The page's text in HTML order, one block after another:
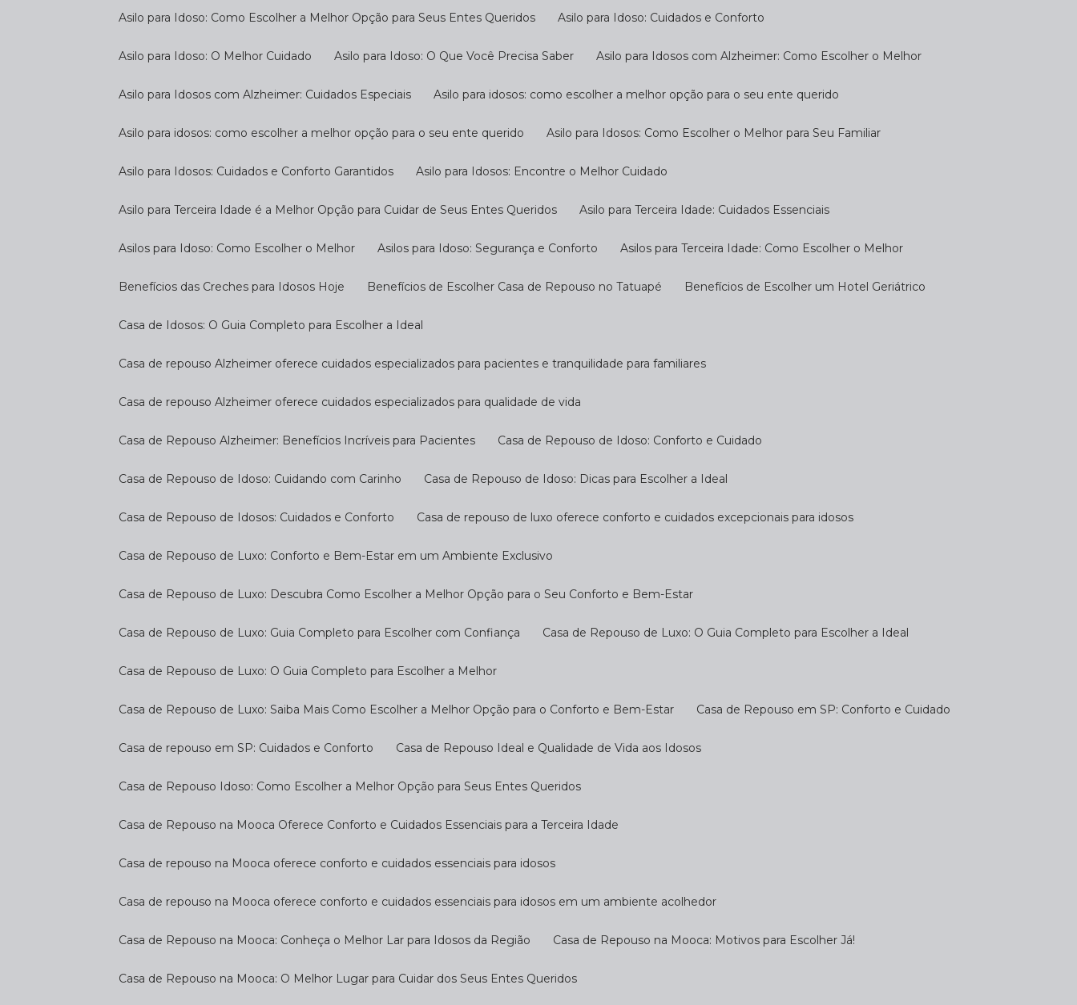
Asilo para Idoso: Como Escolher a Melhor Opção para Seus Entes Queridos Asilo para Idoso: Cuidados e Conforto
Asilo para Idoso: O Melhor Cuidado Asilo para Idoso: O Que Você Precisa Saber Asilo para Idosos com Alzheimer: Como Escolher o Melhor
Asilo para Idosos com Alzheimer: Cuidados Especiais Asilo para idosos: como escolher a melhor opção para o seu ente querido
Asilo para idosos: como escolher a melhor opção para o seu ente querido Asilo para Idosos: Como Escolher o Melhor para Seu Familiar
Asilo para Idosos: Cuidados e Conforto Garantidos Asilo para Idosos: Encontre o Melhor Cuidado
Asilo para Terceira Idade é a Melhor Opção para Cuidar de Seus Entes Queridos Asilo para Terceira Idade: Cuidados Essenciais
Asilos para Idoso: Como Escolher o Melhor Asilos para Idoso: Segurança e Conforto Asilos para Terceira Idade: Como Escolher o Melhor
Benefícios das Creches para Idosos Hoje Benefícios de Escolher Casa de Repouso no Tatuapé Benefícios de Escolher um Hotel Geriátrico
Casa de Idosos: O Guia Completo para Escolher a Ideal
Casa de repouso Alzheimer oferece cuidados especializados para pacientes e tranquilidade para familiares
Casa de repouso Alzheimer oferece cuidados especializados para qualidade de vida
Casa de Repouso Alzheimer: Benefícios Incríveis para Pacientes Casa de Repouso de Idoso: Conforto e Cuidado
Casa de Repouso de Idoso: Cuidando com Carinho Casa de Repouso de Idoso: Dicas para Escolher a Ideal
Casa de Repouso de Idosos: Cuidados e Conforto Casa de repouso de luxo oferece conforto e cuidados excepcionais para idosos
Casa de Repouso de Luxo: Conforto e Bem-Estar em um Ambiente Exclusivo
Casa de Repouso de Luxo: Descubra Como Escolher a Melhor Opção para o Seu Conforto e Bem-Estar
Casa de Repouso de Luxo: Guia Completo para Escolher com Confiança Casa de Repouso de Luxo: O Guia Completo para Escolher a Ideal
Casa de Repouso de Luxo: O Guia Completo para Escolher a Melhor
Casa de Repouso de Luxo: Saiba Mais Como Escolher a Melhor Opção para o Conforto e Bem-Estar Casa de Repouso em SP: Conforto e Cuidado
Casa de repouso em SP: Cuidados e Conforto Casa de Repouso Ideal e Qualidade de Vida aos Idosos
Casa de Repouso Idoso: Como Escolher a Melhor Opção para Seus Entes Queridos
Casa de Repouso na Mooca Oferece Conforto e Cuidados Essenciais para a Terceira Idade
Casa de repouso na Mooca oferece conforto e cuidados essenciais para idosos
Casa de repouso na Mooca oferece conforto e cuidados essenciais para idosos em um ambiente acolhedor
Casa de Repouso na Mooca: Conheça o Melhor Lar para Idosos da Região Casa de Repouso na Mooca: Motivos para Escolher Já!
Casa de Repouso na Mooca: O Melhor Lugar para Cuidar dos Seus Entes Queridos